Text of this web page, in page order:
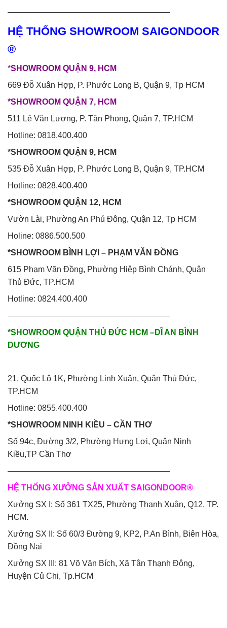
————————————————————
HỆ THỐNG SHOWROOM SAIGONDOOR
®
*SHOWROOM QUẬN 9, HCM
669 Đỗ Xuân Hợp, P. Phước Long B, Quận 9, Tp HCM
*SHOWROOM QUẬN 7, HCM
511 Lê Văn Lương, P. Tân Phong, Quận 7, TP.HCM
Hotline: 0818.400.400
*SHOWROOM QUẬN 9, HCM
535 Đỗ Xuân Hợp, P. Phước Long B, Quận 9, TP.HCM
Hotline: 0828.400.400
*SHOWROOM QUẬN 12, HCM
Vườn Lài, Phường An Phú Đông, Quận 12, Tp HCM
Holine: 0886.500.500
*SHOWROOM BÌNH LỢI – PHẠM VĂN ĐỒNG
615 Phạm Văn Đồng, Phường Hiệp Bình Chánh, Quận
Thủ Đức, TP.HCM
Hotline: 0824.400.400
————————————————————
*SHOWROOM QUẬN THỦ ĐỨC HCM –DĨ AN BÌNH
DƯƠNG
21, Quốc Lộ 1K, Phường Linh Xuân, Quận Thủ Đức,
TP.HCM
Hotline: 0855.400.400
*SHOWROOM NINH KIỀU – CẦN THƠ
Số 94c, Đường 3/2, Phường Hưng Lợi, Quận Ninh
Kiều,TP Cần Thơ
————————————————————
HỆ THỐNG XƯỞNG SẢN XUẤT SAIGONDOOR®
Xưởng SX I: Số 361 TX25, Phường Thạnh Xuân, Q12, TP.
HCM.
Xưởng SX II: Số 60/3 Đường 9, KP2, P.An Bình, Biên Hòa,
Đồng Nai
Xưởng SX III: 81 Võ Văn Bích, Xã Tân Thạnh Đông,
Huyện Củ Chi, Tp.HCM